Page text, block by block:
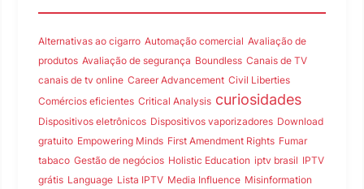
Alternativas ao cigarro Automação comercial Avaliação de
produtos Avaliação de segurança Boundless Canais de TV
canais de tv online Career Advancement Civil Liberties
Comércios eficientes Critical Analysis curiosidades
Dispositivos eletrônicos Dispositivos vaporizadores Download
gratuito Empowering Minds First Amendment Rights Fumar
tabaco Gestão de negócios Holistic Education iptv brasil IPTV
grátis Language Lista IPTV Media Influence Misinformation